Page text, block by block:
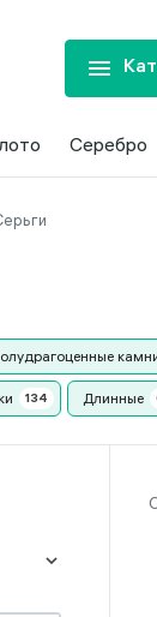
Серебро
Длинные